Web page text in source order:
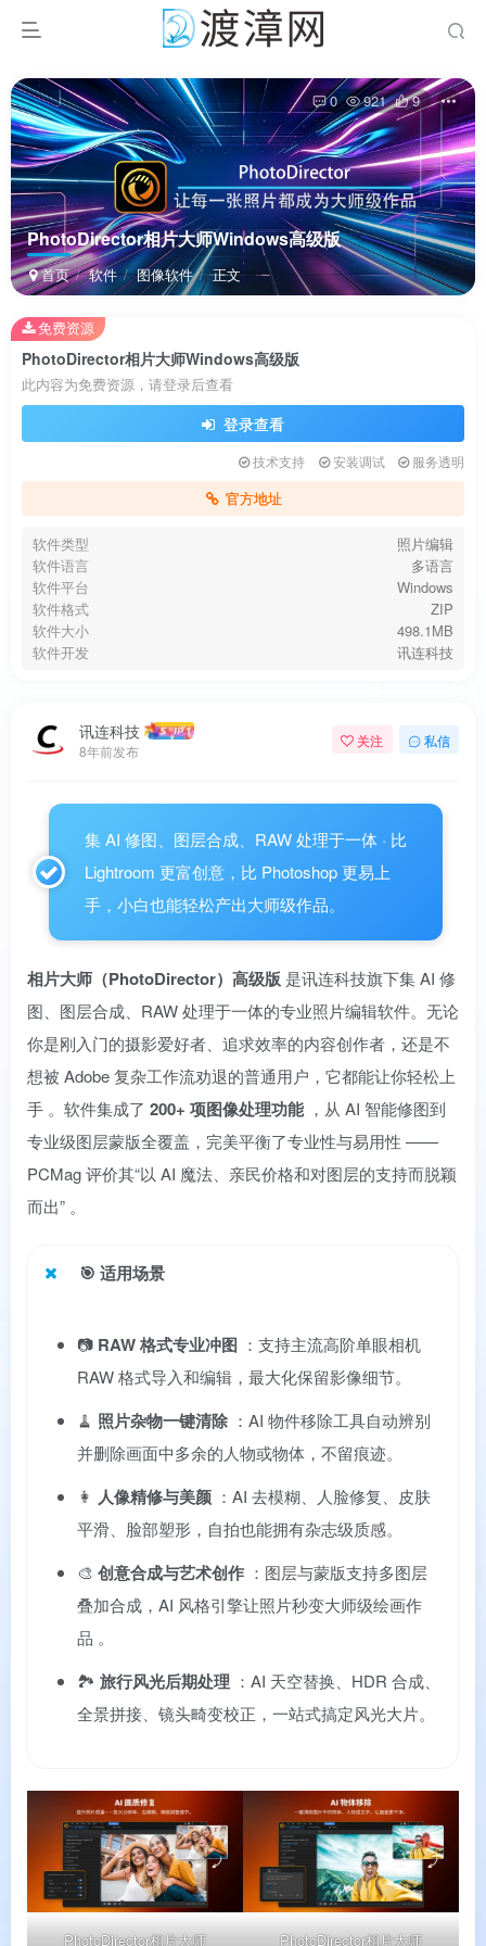
PhotoDirector相片大师Windows高级版
首页 软件 图像软件 正文
0 921 9
PhotoDirector相片大师Windows高级版
此内容为免费资源，请登录后查看
登录查看
技术支持 安装调试 服务透明
官方地址
软件类型
照片编辑
软件语言
多语言
软件平台
Windows
软件格式
ZIP
软件大小
498.1MB
软件开发
讯连科技
免费资源
讯连科技
8年前发布
关注 私信
集 AI 修图、图层合成、RAW 处理于一体 · 比
Lightroom 更富创意，比 Photoshop 更易上
手，小白也能轻松产出大师级作品。
相片大师（PhotoDirector）高级版 是讯连科技旗下集 AI 修
图、图层合成、RAW 处理于一体的专业照片编辑软件。无论
你是刚入门的摄影爱好者、追求效率的内容创作者，还是不
想被 Adobe 复杂工作流劝退的普通用户，它都能让你轻松上
手 。软件集成了 200+ 项图像处理功能 ，从 AI 智能修图到
专业级图层蒙版全覆盖，完美平衡了专业性与易用性 ——
PCMag 评价其“以 AI 魔法、亲民价格和对图层的支持而脱颖
而出” 。
🎯 适用场景
📷 RAW 格式专业冲图 ：支持主流高阶单眼相机
RAW 格式导入和编辑，最大化保留影像细节。
🧹 照片杂物一键清除 ：AI 物件移除工具自动辨别
并删除画面中多余的人物或物体，不留痕迹。
👩 人像精修与美颜 ：AI 去模糊、人脸修复、皮肤
平滑、脸部塑形，自拍也能拥有杂志级质感。
🎨 创意合成与艺术创作 ：图层与蒙版支持多图层
叠加合成，AI 风格引擎让照片秒变大师级绘画作
品 。
🏞️ 旅行风光后期处理 ：AI 天空替换、HDR 合成、
全景拼接、镜头畸变校正，一站式搞定风光大片。
PhotoDirector相片大师 PhotoDirector相片大师
扫码登录